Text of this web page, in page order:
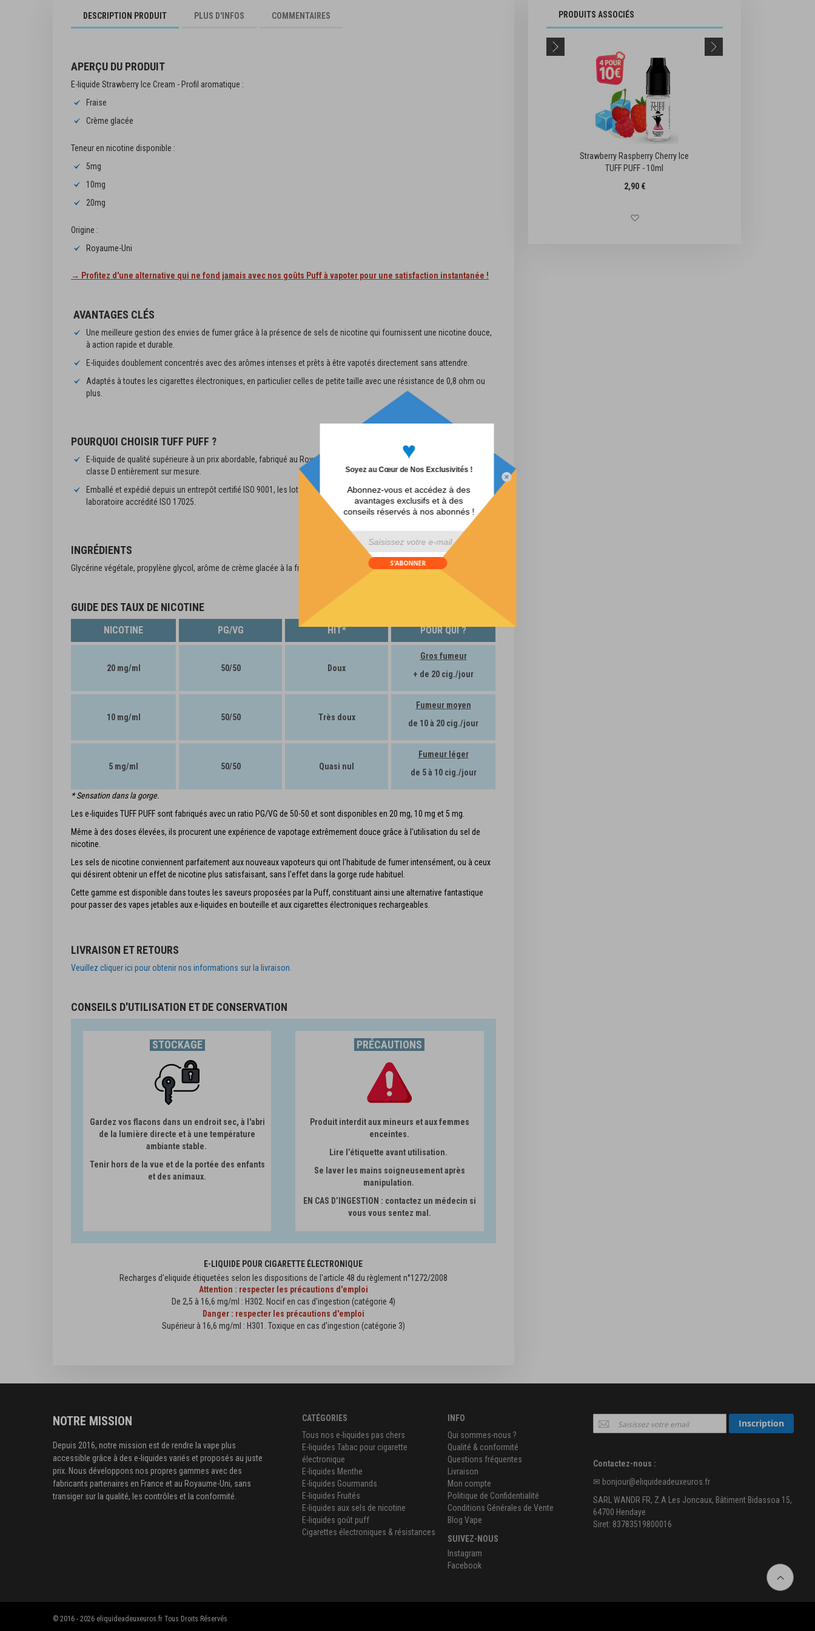
div id="mp-popup-template5">
♥
Soyez au Cœur de Nos Exclusivités !
Abonnez-vous et accédez à des
avantages exclusifs et à des
conseils réservés à nos abonnés !
S'ABONNER
DESCRIPTION PRODUIT
APERÇU DU PRODUIT
E-liquide Strawberry Ice Cream - Profil aromatique :
Fraise
Crème glacée
Teneur en nicotine disponible :
5mg
10mg
20mg
Origine :
Royaume-Uni
→ Profitez d'une alternative qui ne fond jamais avec nos goûts Puff à vapoter pour une satisfaction instantanée !
AVANTAGES CLÉS
Une meilleure gestion des envies de fumer grâce à la présence de sels de nicotine qui fournissent une nicotine douce,
à action rapide et durable.
E-liquides doublement concentrés avec des arômes intenses et prêts à être vapotés directement sans attendre.
Adaptés à toutes les cigarettes électroniques, en particulier celles de petite taille avec une résistance de 0,8 ohm ou
plus.
POURQUOI CHOISIR TUFF PUFF ?
E-liquide de qualité supérieure à un prix abordable, fabriqué au Royaume-Uni à Manchester dans une installation GMP de
classe D entièrement sur mesure.
Emballé et expédié depuis un entrepôt certifié ISO 9001, les lots sont testés pour la sécurité et la conformité dans un
laboratoire accrédité ISO 17025.
INGRÉDIENTS
Glycérine végétale, propylène glycol, arôme de crème glacée à la fraise, salicylate de nicotine (29790-52-1), WS-23, éthanol.
GUIDE DES TAUX DE NICOTINE
NICOTINE PG/VG HIT* POUR QUI ?
20 mg/ml 50/50 Doux
Gros fumeur
+ de 20 cig./jour
10 mg/ml 50/50 Très doux
Fumeur moyen
de 10 à 20 cig./jour
5 mg/ml 50/50 Quasi nul
Fumeur léger
de 5 à 10 cig./jour
* Sensation dans la gorge.
Les e-liquides TUFF PUFF sont fabriqués avec un ratio PG/VG de 50-50 et sont disponibles en 20 mg, 10 mg et 5 mg.
Même à des doses élevées, ils procurent une expérience de vapotage extrêmement douce grâce à l'utilisation du sel de
nicotine.
Les sels de nicotine conviennent parfaitement aux nouveaux vapoteurs qui ont l'habitude de fumer intensément, ou à ceux
qui désirent obtenir un effet de nicotine plus satisfaisant, sans l'effet dans la gorge rude habituel.
Cette gamme est disponible dans toutes les saveurs proposées par la Puff, constituant ainsi une alternative fantastique
pour passer des vapes jetables aux e-liquides en bouteille et aux cigarettes électroniques rechargeables.
LIVRAISON ET RETOURS
Veuillez cliquer ici pour obtenir nos informations sur la livraison.
CONSEILS D'UTILISATION ET DE CONSERVATION
STOCKAGE
Gardez vos flacons dans un endroit sec, à l'abri
de la lumière directe et à une température
ambiante stable.
Tenir hors de la vue et de la portée des enfants
et des animaux.
PRÉCAUTIONS
Produit interdit aux mineurs et aux femmes
enceintes.
Lire l’étiquette avant utilisation.
Se laver les mains soigneusement après
manipulation.
EN CAS D’INGESTION : contactez un médecin si
vous vous sentez mal.
E-LIQUIDE POUR CIGARETTE ÉLECTRONIQUE
Recharges d'eliquide étiquetées selon les dispositions de l'article 48 du règlement n°1272/2008
Attention : respecter les précautions d'emploi
De 2,5 à 16,6 mg/ml : H302. Nocif en cas d'ingestion (catégorie 4)
Danger : respecter les précautions d'emploi
Supérieur à 16,6 mg/ml : H301. Toxique en cas d'ingestion (catégorie 3)
PLUS D'INFOS COMMENTAIRES PRODUITS ASSOCIÉS
Strawberry Raspberry Cherry Ice
TUFF PUFF - 10ml
2,90 €
NOTRE MISSION
Depuis 2016, notre mission est de rendre la vape plus
accessible grâce à des e-liquides variés et proposés au juste
prix. Nous développons nos propres gammes avec des
fabricants partenaires en France et au Royaume-Uni, sans
transiger sur la qualité, les contrôles et la conformité.
CATÉGORIES
Tous nos e-liquides pas chers
E-liquides Tabac pour cigarette
électronique
E-liquides Menthe
E-liquides Gourmands
E-liquides Fruités
E-liquides aux sels de nicotine
E-liquides goût puff
Cigarettes électroniques & résistances
INFO
Qui sommes-nous ?
Qualité & conformité
Questions fréquentes
Livraison
Mon compte
Politique de Confidentialité
Conditions Générales de Vente
Blog Vape
SUIVEZ-NOUS
Instagram
Facebook
Inscription
à
:
Inscription
Contactez-nous :
✉ bonjour@eliquideadeuxeuros.fr
SARL WANDR FR, Z.A Les Joncaux, Bâtiment Bidassoa 15,
64700 Hendaye
Siret: 83783519800016
© 2016 - 2026 eliquideadeuxeuros.fr Tous Droits Réservés